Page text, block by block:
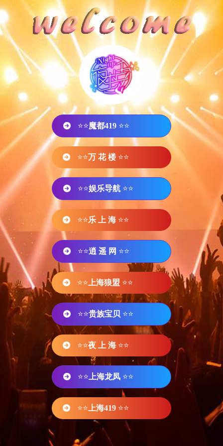
⭐⭐魔都419 ⭐⭐
⭐⭐万 花 楼 ⭐⭐
⭐⭐娱乐导航 ⭐⭐
⭐⭐乐 上 海 ⭐⭐
⭐⭐逍 遥 网 ⭐⭐
⭐⭐ 上海狼盟 ⭐⭐
⭐⭐贵族宝贝 ⭐⭐
⭐⭐夜 上 海 ⭐⭐
⭐⭐ 上海龙凤 ⭐⭐
⭐⭐ 上海419 ⭐⭐